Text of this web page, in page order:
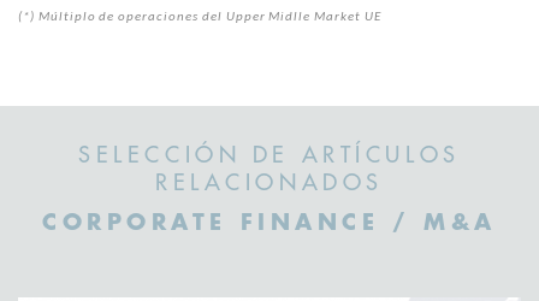
(*) Múltiplo de operaciones del Upper Midlle Market UE
SELECCIÓN DE ARTÍCULOS
RELACIONADOS
CORPORATE FINANCE / M&A